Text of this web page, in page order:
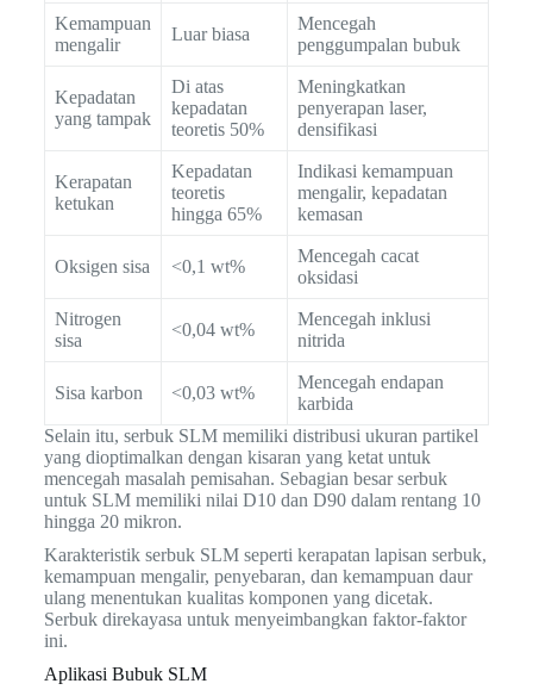
Kemampuan
mengalir
Luar biasa
Mencegah
penggumpalan bubuk
Kepadatan
yang tampak
Di atas
kepadatan
teoretis 50%
Meningkatkan
penyerapan laser,
densifikasi
Kerapatan
ketukan
Kepadatan
teoretis
hingga 65%
Indikasi kemampuan
mengalir, kepadatan
kemasan
Oksigen sisa <0,1 wt%
Mencegah cacat
oksidasi
Nitrogen
sisa
<0,04 wt%
Mencegah inklusi
nitrida
Sisa karbon <0,03 wt%
Mencegah endapan
karbida
Selain itu, serbuk SLM memiliki distribusi ukuran partikel
yang dioptimalkan dengan kisaran yang ketat untuk
mencegah masalah pemisahan. Sebagian besar serbuk
untuk SLM memiliki nilai D10 dan D90 dalam rentang 10
hingga 20 mikron.
Karakteristik serbuk SLM seperti kerapatan lapisan serbuk,
kemampuan mengalir, penyebaran, dan kemampuan daur
ulang menentukan kualitas komponen yang dicetak.
Serbuk direkayasa untuk menyeimbangkan faktor-faktor
ini.
Aplikasi Bubuk SLM